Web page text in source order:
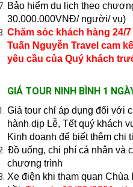
Bảo hiểm du lịch theo
30.000.000VNĐ/ người/ vụ)
Chăm sóc khách hàng 24/
Tuấn Nguyễn Travel cam
yêu cầu của Quý khách
GIÁ TOUR NINH BÌNH 1
Giá tour chỉ áp dụng đối với
hành dịp Lễ, Tết quý khách
Kinh doanh để biết thêm chi
Đồ uống, chi phí cá nhân và
chương trình
Xe điện khi tham quan